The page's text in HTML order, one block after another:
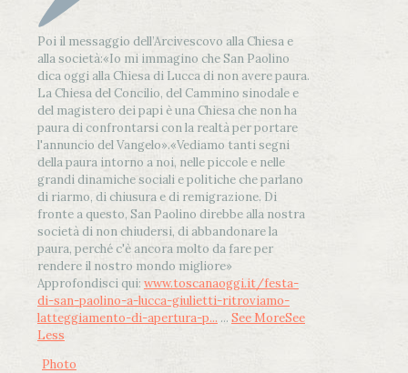
Poi il messaggio dell’Arcivescovo alla Chiesa e
alla società:«Io mi immagino che San Paolino
dica oggi alla Chiesa di Lucca di non avere paura.
La Chiesa del Concilio, del Cammino sinodale e
del magistero dei papi è una Chiesa che non ha
paura di confrontarsi con la realtà per portare
l'annuncio del Vangelo».«Vediamo tanti segni
della paura intorno a noi, nelle piccole e nelle
grandi dinamiche sociali e politiche che parlano
di riarmo, di chiusura e di remigrazione. Di
fronte a questo, San Paolino direbbe alla nostra
società di non chiudersi, di abbandonare la
paura, perché c'è ancora molto da fare per
rendere il nostro mondo migliore»
Approfondisci qui: www.toscanaoggi.it/festa-
di-san-paolino-a-lucca-giulietti-ritroviamo-
latteggiamento-di-apertura-p... ... See MoreSee
Less
Photo